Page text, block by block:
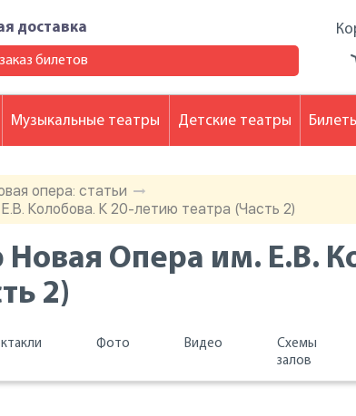
доставка
билетов
опера: статьи
Колобова. К 20-летию театра (Часть 2)
Новая Опера им. Е.В.
2)
Фото Видео
Схемы
залов
Музыкальные театры Детские театры